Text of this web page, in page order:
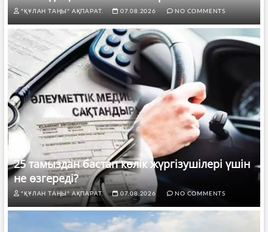
"ҚҰЛАН ТАҢЫ" АҚПАРАТ. 07.08.2026 NO COMMENTS
25 тамыздан бастап көлік жүргізушілері үшін
не өзгереді?
"ҚҰЛАН ТАҢЫ" АҚПАРАТ. 07.08.2026 NO COMMENTS